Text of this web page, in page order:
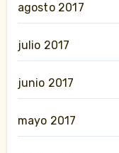
agosto 2017
julio 2017
junio 2017
mayo 2017